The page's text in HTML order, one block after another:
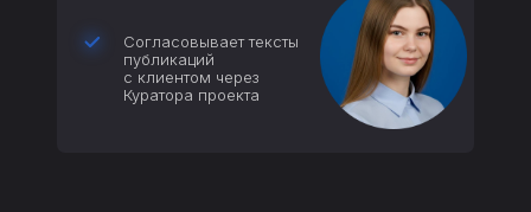
Согласовывает тексты
публикаций
с клиентом через
Куратора проекта